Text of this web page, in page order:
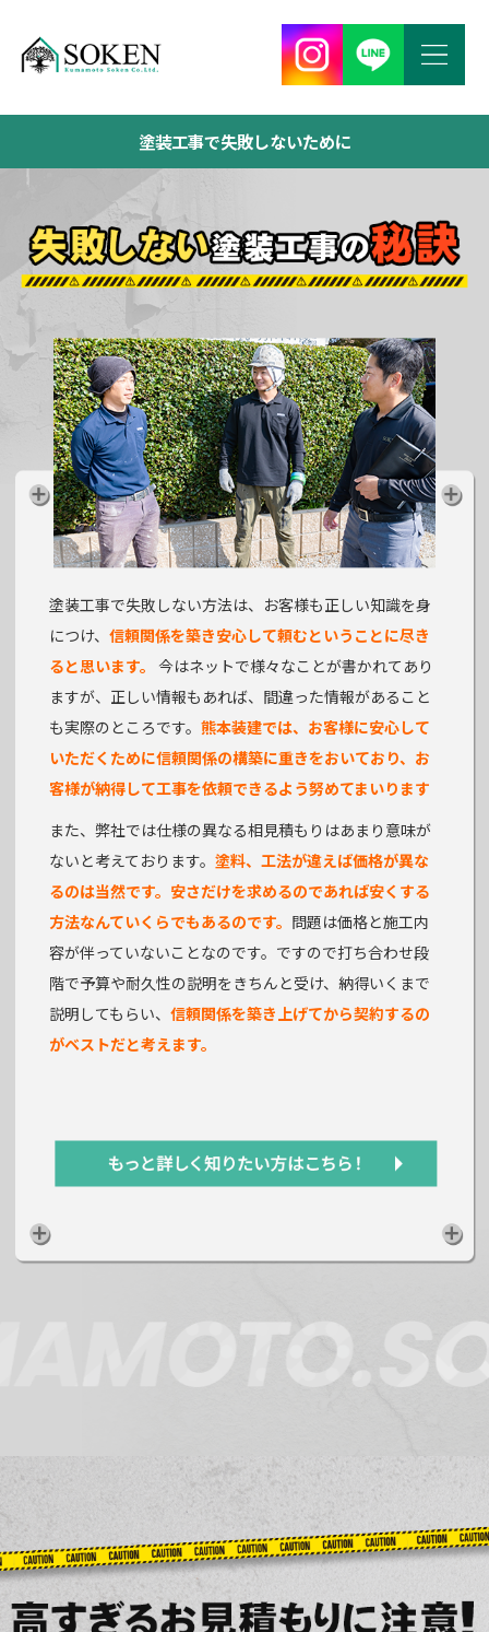
塗装工事で失敗しないために
塗装工事で失敗しない方法は、お客様も正しい知識を身
につけ、 信頼関係を築き安心して頼むということに尽き
ると思います。
今はネットで様々なことが書かれてあり
ますが、正しい情報もあれば、間違った情報があること
も実際のところです。 熊本装建では、お客様に安心して
いただくために信頼関係の構築に重きをおいており、お
客様が納得して工事を依頼できるよう努めてまいります
また、弊社では仕様の異なる相見積もりはあまり意味が
ないと考えております。 塗料、工法が違えば価格が異な
るのは当然です。安さだけを求めるのであれば安くする
方法なんていくらでもあるのです。 問題は価格と施工内
容が伴っていないことなのです。ですので打ち合わせ段
階で予算や耐久性の説明をきちんと受け、納得いくまで
説明してもらい、 信頼関係を築き上げてから契約するの
がベストだと考えます。